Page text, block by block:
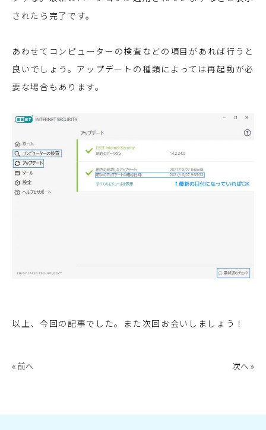
されたら完了です。
あわせてコンピューターの検査などの項目があれば行うと
良いでしょう。アップデートの種類によっては再起動が必
要な場合もあります。
以上、今回の記事でした。また次回お会いしましょう！
« 前へ 次へ »